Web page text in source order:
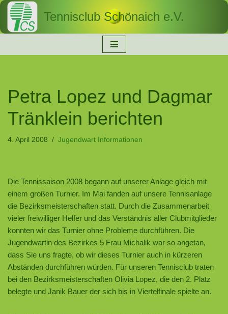
Zum
Tennisclub Schönaich e.V.
Petra Lopez und Dagmar
Tränklein berichten
4. April 2008 Jugendwart Informationen
Die Tennissaison 2008 begann auf unserer Anlage gleich mit
einem großen Turnier. Im Mai fanden auf unsere Tennisanlage
die Bezirksmeisterschaften statt. Durch die Zusammenarbeit
vieler freiwilliger Helfer und das Verständnis aller Clubmitglieder
konnten wir das Turnier ohne Probleme durchführen. Die
Jugendwartin des Bezirkes 5 Frau Michalik war so angetan,
dass Sie uns fragte, ob wir dieses Turnier auch in kürzeren
Abständen durchführen würden. Für unseren Tennisclub traten
bei den Bezirksmeisterschaften Olivia Lopez, die den 2. Platz
belegte und Janik Bauer der sich bis in Viertelfinale spielte an.